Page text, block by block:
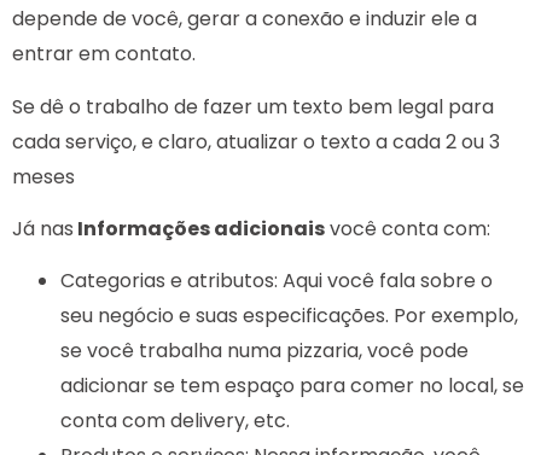
depende de você, gerar a conexão e induzir ele a
entrar em contato.
Se dê o trabalho de fazer um texto bem legal para
cada serviço, e claro, atualizar o texto a cada 2 ou 3
meses
Já nas Informações adicionaisvocê conta com:
Categorias e atributos: Aqui você fala sobre o
seu negócio e suas especificações. Por exemplo,
se você trabalha numa pizzaria, você pode
adicionar se tem espaço para comer no local, se
conta com delivery, etc.